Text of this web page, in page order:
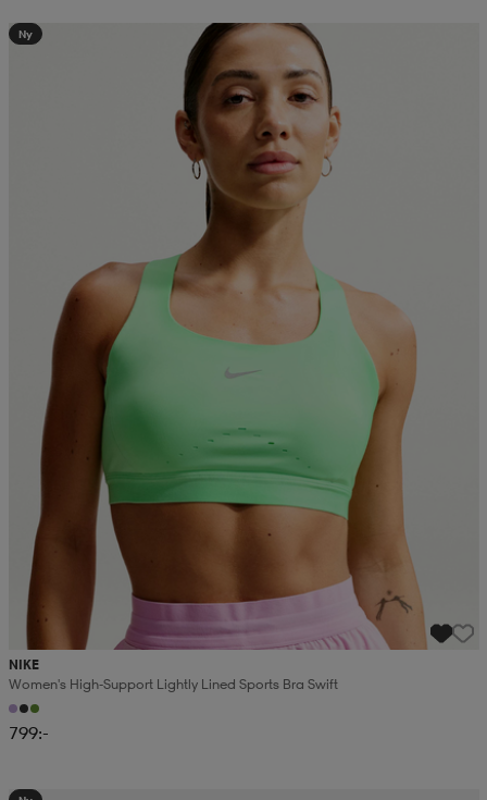
Ny
NIKE
Women's High-Support Lightly Lined Sports Bra Swift
799:-